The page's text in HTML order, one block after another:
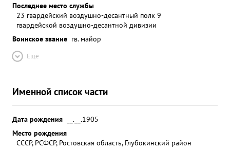
Последнее место службы
23 гвардейский воздушно-десантный полк 9
гвардейской воздушно-десантной дивизии
Воинское звание гв. майор
Ещё
Именной список части
Дата рождения
__.__.1905
Место рождения
СССР, РСФСР, Ростовская область, Глубокинский район